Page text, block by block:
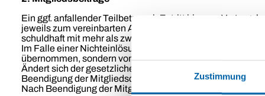
Zustimmung
Ein ggf. anfallender Teilbetrag ab Zutritt bis zum
jeweils zum vereinbarten Abbuchungstermin im voraus
schuldhaft mit mehr als zwei Monatsbeiträgen in Verzug,
Im Falle einer Nichteinlösung des Mitgliedsbeitrages
übernommen, sondern vom Mitglied per
Ändert sich der gesetzliche Mehrwertsteuersatz, so
Beendigung der Mitgliedschaft
Nach Beendigung der Mitgliedschaft bitten wir um